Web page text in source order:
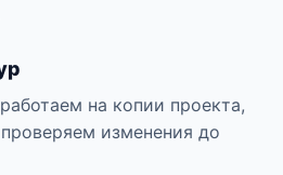
на копии проекта,
изменения до